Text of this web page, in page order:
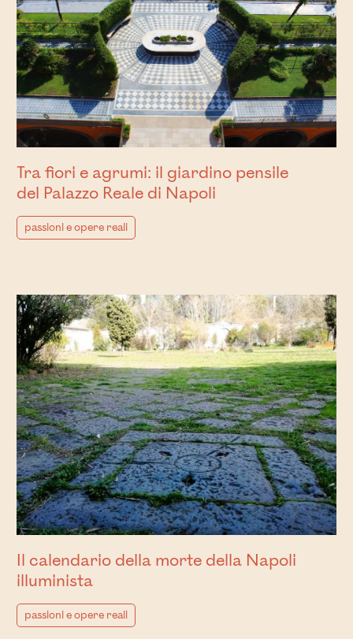
Tra fiori e agrumi: il giardino pensile
del Palazzo Reale di Napoli
passioni e opere reali
Il calendario della morte della Napoli
illuminista
passioni e opere reali